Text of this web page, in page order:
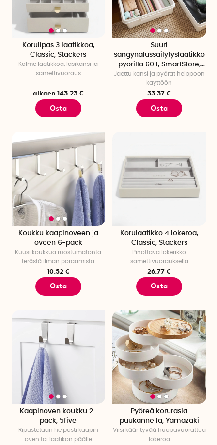
Korulipas 3 laatikkoa,
Classic, Stackers
Kolme laatikkoa, lasikansi ja
samettivuoraus
alkaen 143.23 €
Osta
Suuri
sängynalussäilytyslaatikko
pyörillä 60 l, SmartStore,
kirkas/musta
Jaettu kansi ja pyörät helppoon
käyttöön
33.37 €
Osta
Koukku kaapinoveen ja
oveen 6-pack
Kuusi koukkua ruostumatonta
terästä ilman poraamista
10.52 €
Osta
Korulaatikko 4 lokeroa,
Classic, Stackers
Pinottava lokerikko
samettivuorauksella
26.77 €
Osta
Kaapinoven koukku 2-
pack, 5five
Ripustetaan helposti kaapin
oven tai laatikon päälle
Pyöreä korurasia
puukannella, Yamazaki
Viisi kääntyvää huopavuorattua
lokeroa